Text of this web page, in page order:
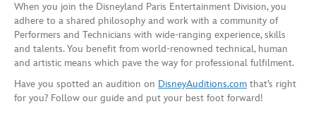
When you join the Disneyland Paris Entertainment Division, you
adhere to a shared philosophy and work with a community of
Performers and Technicians with wide-ranging experience, skills
and talents. You benefit from world-renowned technical, human
and artistic means which pave the way for professional fulfilment.
Have you spotted an audition on DisneyAuditions.com that’s right
for you? Follow our guide and put your best foot forward!